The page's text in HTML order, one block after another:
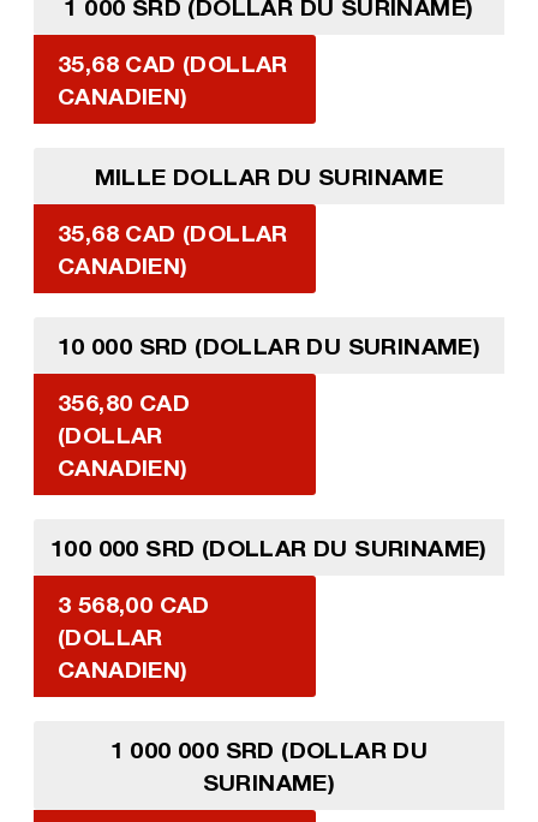
1 000 SRD (DOLLAR DU SURINAME)
35,68 CAD (DOLLAR
CANADIEN)
MILLE DOLLAR DU SURINAME
35,68 CAD (DOLLAR
CANADIEN)
10 000 SRD (DOLLAR DU SURINAME)
356,80 CAD
(DOLLAR
CANADIEN)
100 000 SRD (DOLLAR DU SURINAME)
3 568,00 CAD
(DOLLAR
CANADIEN)
1 000 000 SRD (DOLLAR DU
SURINAME)